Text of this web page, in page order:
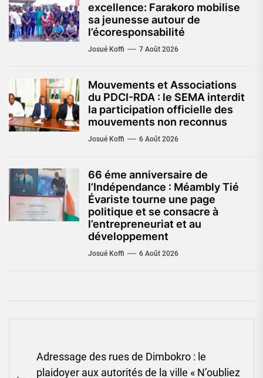
excellence: Farakoro mobilise
sa jeunesse autour de
l’écoresponsabilité
Josué Koffi 7 Août 2026
Mouvements et Associations
du PDCI-RDA : le SEMA interdit
la participation officielle des
mouvements non reconnus
Josué Koffi 6 Août 2026
66 éme anniversaire de
l’Indépendance : Méambly Tié
Évariste tourne une page
politique et se consacre à
l’entrepreneuriat et au
développement
Josué Koffi 6 Août 2026
Adressage des rues de Dimbokro : le
plaidoyer aux autorités de la ville « N’oubliez